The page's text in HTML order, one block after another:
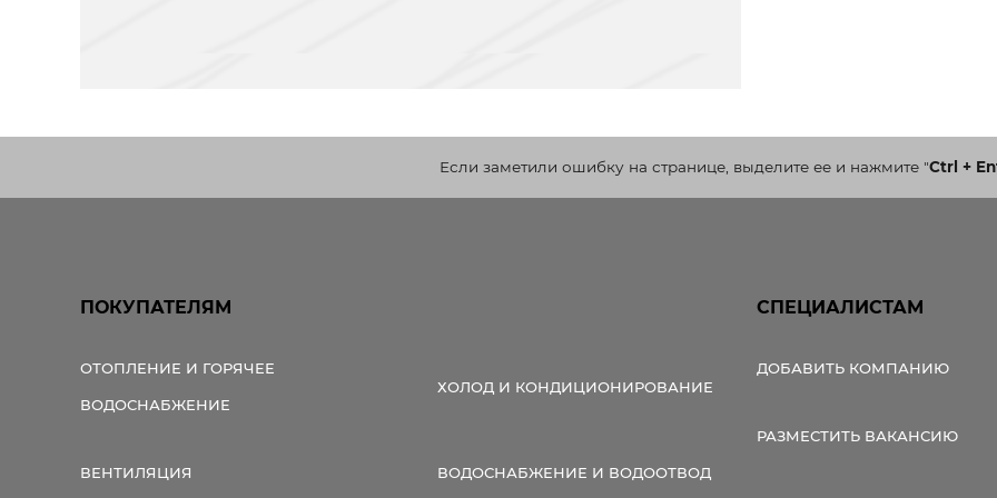
Если заметили ошибку на странице, выделите ее и нажмите"Ctrl +
ПОКУПАТЕЛЯМ
ОТОПЛЕНИЕ И ГОРЯЧЕЕ
ВОДОСНАБЖЕНИЕ
ХОЛОД И КОНДИЦИОНИРОВАНИЕ
ВЕНТИЛЯЦИЯ ВОДОСНАБЖЕНИЕ И ВОДООТВОД
СПЕЦИАЛИСТАМ
ДОБАВИТЬ КОМПАНИЮ
РАЗМЕСТИТЬ ВАКАНСИЮ